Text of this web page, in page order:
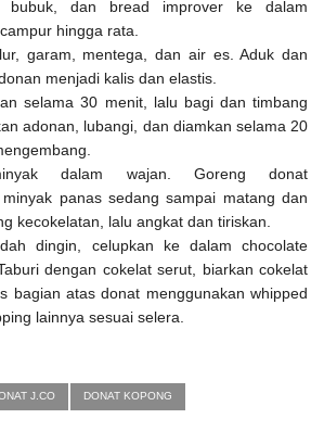
bubuk, dan bread improver ke dalam
hingga rata.
garam, mentega, dan air es. Aduk dan
menjadi kalis dan elastis.
selama 30 menit, lalu bagi dan timbang
adonan, lubangi, dan diamkan selama 20
dalam wajan. Goreng donat
minyak panas sedang sampai matang dan
kecokelatan, lalu angkat dan tiriskan.
dingin, celupkan ke dalam chocolate
dengan cokelat serut, biarkan cokelat
bagian atas donat menggunakan whipped
lainnya sesuai selera.
J.CO DONAT KOPONG